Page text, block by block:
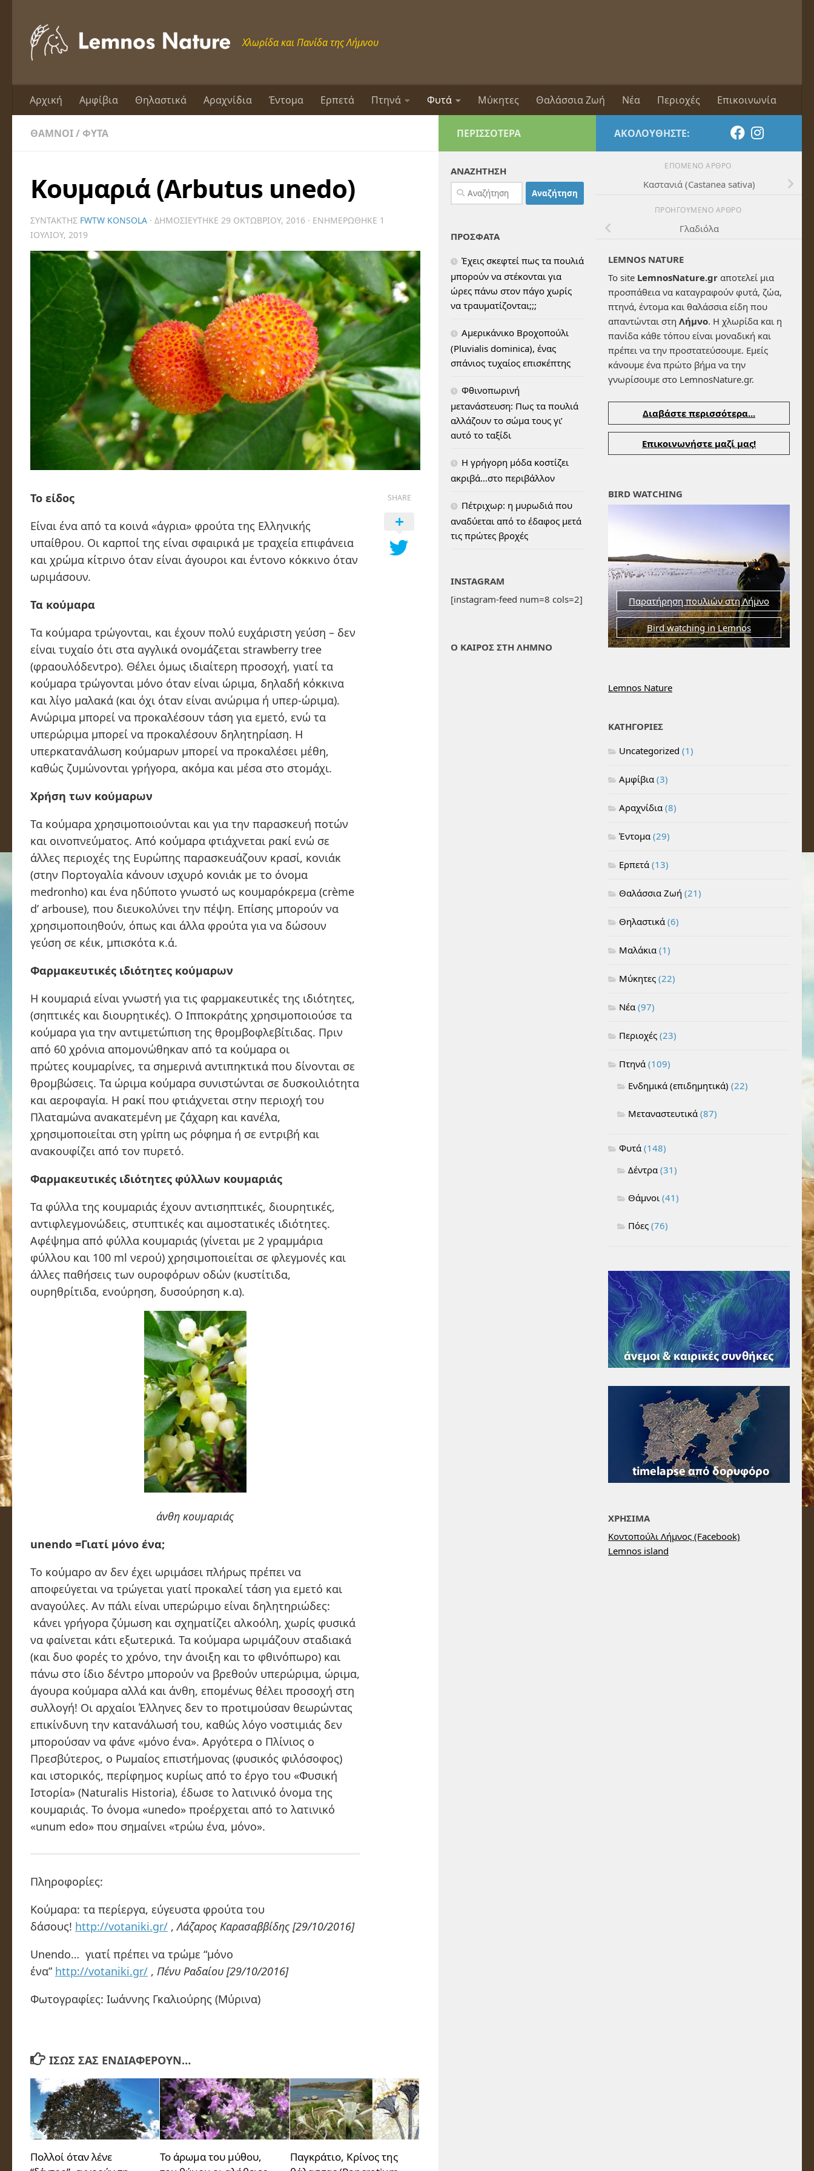
Χλωρίδα και Πανίδα της Λήμνου
Αρχική Αμφίβια Θηλαστικά Αραχνίδια Έντομα Ερπετά Πτηνά Φυτά Μύκητες Θαλάσσια Ζωή Νέα Περιοχές Επικοινωνία
ΘΆΜΝΟΙ/ ΦΥΤΆ
Κουμαριά (Arbutus unedo)
ΣΥΝΤΆΚΤΗΣ FWTW KONSOLA · ΔΗΜΟΣΙΕΎΤΗΚΕ 29 ΟΚΤΩΒΡΊΟΥ, 2016 · ΕΝΗΜΕΡΏΘΗΚΕ 1
ΙΟΥΛΊΟΥ, 2019
Το είδος
Είναι ένα από τα κοινά «άγρια» φρούτα της Ελληνικής
υπαίθρου. Οι καρποί της είναι σφαιρικά με τραχεία επιφάνεια
και χρώμα κίτρινο όταν είναι άγουροι και έντονο κόκκινο όταν
ωριμάσουν.
Τα κούμαρα
Τα κούμαρα τρώγονται, και έχουν πολύ ευχάριστη γεύση – δεν
είναι τυχαίο ότι στα αγγλικά ονομάζεται strawberry tree
(φραουλόδεντρο). Θέλει όμως ιδιαίτερη προσοχή, γιατί τα
κούμαρα τρώγονται μόνο όταν είναι ώριμα, δηλαδή κόκκινα
και λίγο μαλακά (και όχι όταν είναι ανώριμα ή υπερ-ώριμα).
Ανώριμα μπορεί να προκαλέσουν τάση για εμετό, ενώ τα
υπερώριμα μπορεί να προκαλέσουν δηλητηρίαση. Η
υπερκατανάλωση κούμαρων μπορεί να προκαλέσει μέθη,
καθώς ζυμώνονται γρήγορα, ακόμα και μέσα στο στομάχι.
Χρήση των κούμαρων
Τα κούμαρα χρησιμοποιούνται και για την παρασκευή ποτών
και οινοπνεύματος. Από κούμαρα φτιάχνεται ρακί ενώ σε
άλλες περιοχές της Ευρώπης παρασκευάζουν κρασί, κονιάκ
(στην Πορτογαλία κάνουν ισχυρό κονιάκ με το όνομα
medronho) και ένα ηδύποτο γνωστό ως κουμαρόκρεμα (crème
d’ arbouse), που διευκολύνει την πέψη. Επίσης μπορούν να
χρησιμοποιηθούν, όπως και άλλα φρούτα για να δώσουν
γεύση σε κέικ, μπισκότα κ.ά.
Φαρμακευτικές ιδιότητες κούμαρων
Η κουμαριά είναι γνωστή για τις φαρμακευτικές της ιδιότητες,
(σηπτικές και διουρητικές). Ο Ιπποκράτης χρησιμοποιούσε τα
κούμαρα για την αντιμετώπιση της θρομβοφλεβίτιδας. Πριν
από 60 χρόνια απομονώθηκαν από τα κούμαρα οι
πρώτες κουμαρίνες, τα σημερινά αντιπηκτικά που δίνονται σε
θρομβώσεις. Τα ώριμα κούμαρα συνιστώνται σε δυσκοιλιότητα
και αεροφαγία. Η ρακί που φτιάχνεται στην περιοχή του
Πλαταμώνα ανακατεμένη με ζάχαρη και κανέλα,
χρησιμοποιείται στη γρίπη ως ρόφημα ή σε εντριβή και
ανακουφίζει από τον πυρετό.
Φαρμακευτικές ιδιότητες φύλλων κουμαριάς
Τα φύλλα της κουμαριάς έχουν αντισηπτικές, διουρητικές,
αντιφλεγμονώδεις, στυπτικές και αιμοστατικές ιδιότητες.
Αφέψημα από φύλλα κουμαριάς (γίνεται με 2 γραμμάρια
φύλλου και 100 ml νερού) χρησιμοποιείται σε φλεγμονές και
άλλες παθήσεις των ουροφόρων οδών (κυστίτιδα,
ουρηθρίτιδα, ενούρηση, δυσούρηση κ.α).
άνθη κουμαριάς
unendo =Γιατί μόνο ένα;
Το κούμαρο αν δεν έχει ωριμάσει πλήρως πρέπει να
αποφεύγεται να τρώγεται γιατί προκαλεί τάση για εμετό και
αναγούλες. Αν πάλι είναι υπερώριμο είναι δηλητηριώδες:
κάνει γρήγορα ζύμωση και σχηματίζει αλκοόλη, χωρίς φυσικά
να φαίνεται κάτι εξωτερικά. Τα κούμαρα ωριμάζουν σταδιακά
(και δυο φορές το χρόνο, την άνοιξη και το φθινόπωρο) και
πάνω στο ίδιο δέντρο μπορούν να βρεθούν υπερώριμα, ώριμα,
άγουρα κούμαρα αλλά και άνθη, επομένως θέλει προσοχή στη
συλλογή! Οι αρχαίοι Έλληνες δεν το προτιμούσαν θεωρώντας
επικίνδυνη την κατανάλωσή του, καθώς λόγο νοστιμιάς δεν
μπορούσαν να φάνε «μόνο ένα». Αργότερα ο Πλίνιος ο
Πρεσβύτερος, ο Ρωμαίος επιστήμονας (φυσικός φιλόσοφος)
και ιστορικός, περίφημος κυρίως από το έργο του «Φυσική
Ιστορία» (Naturalis Historia), έδωσε το λατινικό όνομα της
κουμαριάς. Το όνομα «unedo» προέρχεται από το λατινικό
«unum edo» που σημαίνει «τρώω ένα, μόνο».
Πληροφορίες:
Κούμαρα: τα περίεργα, εύγευστα φρούτα του
δάσους! http://votaniki.gr/ ,Λάζαρος Καρασαββίδης [29/10/2016]
Unendo… γιατί πρέπει να τρώμε “μόνο
ένα” http://votaniki.gr/ , Πένυ Ραδαίου [29/10/2016]
Φωτογραφίες: Ιωάννης Γκαλιούρης (Μύρινα)
SHARE
ΊΣΩΣ ΣΑΣ ΕΝΔΙΑΦΈΡΟΥΝ…
Πολλοί όταν λένε
Το άρωμα του μύθου,
Παγκράτιο, Κρίνος της
ΑΚΟΛΟΥΘΉΣΤΕ:
ΕΠΌΜΕΝΟ ΆΡΘΡΟ
Καστανιά (Castanea sativa)
ΠΡΟΗΓΟΎΜΕΝΟ ΆΡΘΡΟ
Γλαδιόλα
LEMNOS NATURE
Το site LemnosNature.gr αποτελεί μια
προσπάθεια να καταγραφούν φυτά, ζώα,
πτηνά, έντομα και θαλάσσια είδη που
απαντώνται στη Λήμνο. Η χλωρίδα και η
πανίδα κάθε τόπου είναι μοναδική και
πρέπει να την προστατεύσουμε. Εμείς
κάνουμε ένα πρώτο βήμα να την
γνωρίσουμε στο LemnosNature.gr.
Διαβάστε περισσότερα...
Επικοινωνήστε μαζί μας!
BIRD WATCHING
Παρατήρηση πουλιών στη Λήμνο
Bird watching in Lemnos
Lemnos Nature
ΚΑΤΗΓΟΡΙΕΣ
Uncategorized (1)
Αμφίβια (3)
Αραχνίδια (8)
Έντομα (29)
Ερπετά (13)
Θαλάσσια Ζωή (21)
Θηλαστικά (6)
Μαλάκια (1)
Μύκητες (22)
Νέα (97)
Περιοχές (23)
Πτηνά (109)
Ενδημικά (επιδημητικά) (22)
Μεταναστευτικά (87)
Φυτά (148)
Δέντρα (31)
Θάμνοι (41)
Πόες (76)
ΧΡΗΣΙΜΑ
Κοντοπούλι Λήμνος (Facebook)
Lemnos island
ΠΕΡΙΣΣΌΤΕΡΑ
ΑΝΑΖΗΤΗΣΗ
Αναζήτηση
για:
ΠΡΟΣΦΑΤΑ
Έχεις σκεφτεί πως τα πουλιά
μπορούν να στέκονται για
ώρες πάνω στον πάγο χωρίς
να τραυματίζονται;;;
Αμερικάνικο Βροχοπούλι
(Pluvialis dominica), ένας
σπάνιος τυχαίος επισκέπτης
Φθινοπωρινή
μετανάστευση: Πως τα πουλιά
αλλάζουν το σώμα τους γι’
αυτό το ταξίδι
H γρήγορη μόδα κοστίζει
ακριβά…στο περιβάλλον
Πέτριχωρ: η μυρωδιά που
αναδύεται από το έδαφος μετά
τις πρώτες βροχές
INSTAGRAM
[instagram-feed num=8 cols=2]
Ο ΚΑΙΡΟΣ ΣΤΗ ΛΗΜΝΟ